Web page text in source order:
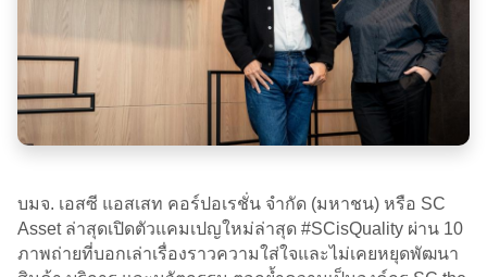
บมจ. เอสซี แอสเสท คอร์ปอเรชั่น จำกัด (มหาชน) หรือ SC
Asset ล่าสุดเปิดตัวแคมเปญใหม่ล่าสุด #SCisQuality ผ่าน 10
ภาพถ่ายที่บอกเล่าเรื่องราวความใส่ใจและไม่เคยหยุดพัฒนา